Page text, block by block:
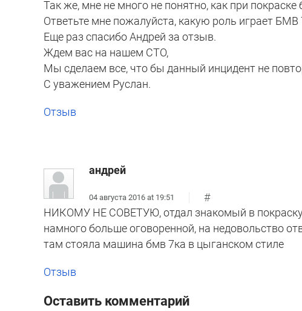
Так же, мне не много не понятно, как при
Ответьте мне пожалуйста, какую роль играет
Еще раз спасибо Андрей за отзыв.
Ждем вас на нашем СТО,
Мы сделаем все, что бы данный инцидент не
С уважением Руслан.
Отзыв
андрей
04 августа 2016 at 19:51
#
НИКОМУ НЕ СОВЕТУЮ, отдал знакомый в покраску
намного больше оговоренной, на недовольство
там стояла машина бмв 7ка в цыганском стиле
Отзыв
Оставить комментарий